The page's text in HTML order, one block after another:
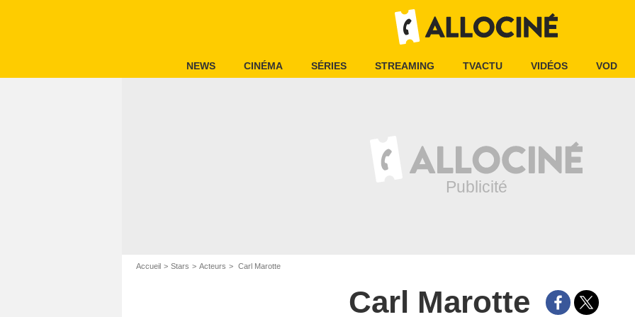
NEWS CINÉMA SÉRIES STREAMING TVACTU VIDÉOS VOD
Accueil Stars Acteurs Carl Marotte
Carl Marotte